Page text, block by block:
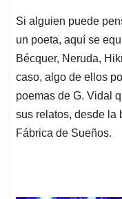
Si alguien puede
un poeta, aquí se
Bécquer, Neruda,
caso, algo de ellos
poemas de G. Vidal
sus relatos, desde la
Fábrica de Sueños.